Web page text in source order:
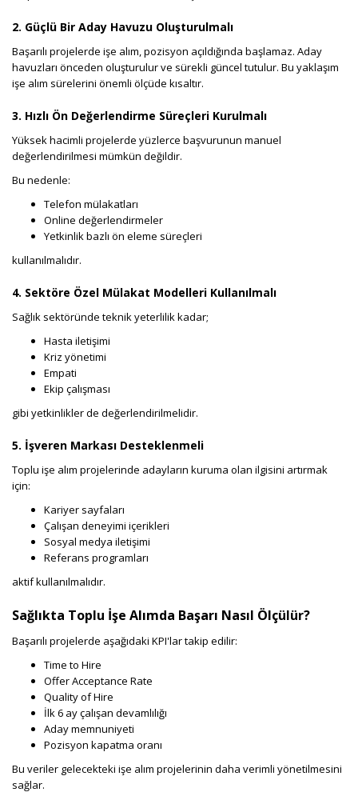
2. Güçlü Bir Aday Havuzu Oluşturulmalı
Başarılı projelerde işe alım, pozisyon açıldığında başlamaz. Aday
havuzları önceden oluşturulur ve sürekli güncel tutulur. Bu yaklaşım
işe alım sürelerini önemli ölçüde kısaltır.
3. Hızlı Ön Değerlendirme Süreçleri Kurulmalı
Yüksek hacimli projelerde yüzlerce başvurunun manuel
değerlendirilmesi mümkün değildir.
Bu nedenle:
Telefon mülakatları
Online değerlendirmeler
Yetkinlik bazlı ön eleme süreçleri
kullanılmalıdır.
4. Sektöre Özel Mülakat Modelleri Kullanılmalı
Sağlık sektöründe teknik yeterlilik kadar;
Hasta iletişimi
Kriz yönetimi
Empati
Ekip çalışması
gibi yetkinlikler de değerlendirilmelidir.
5. İşveren Markası Desteklenmeli
Toplu işe alım projelerinde adayların kuruma olan ilgisini artırmak
için:
Kariyer sayfaları
Çalışan deneyimi içerikleri
Sosyal medya iletişimi
Referans programları
aktif kullanılmalıdır.
Sağlıkta Toplu İşe Alımda Başarı Nasıl Ölçülür?
Başarılı projelerde aşağıdaki KPI'lar takip edilir:
Time to Hire
Offer Acceptance Rate
Quality of Hire
İlk 6 ay çalışan devamlılığı
Aday memnuniyeti
Pozisyon kapatma oranı
Bu veriler gelecekteki işe alım projelerinin daha verimli yönetilmesini
sağlar.